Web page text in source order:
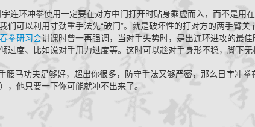
环冲拳使用一定要在对方中门打开时贴身乘虚而入，而不是用
可以利用寸劲重手法先“破门”。就是破坏性的打对方的两手臂关
拳研习会讲课时曾一再强调，当对手失势时，是出连环进攻的最
过度、比如说对手用力过度等。这时可以趁对手身形不稳，脚下
马功夫足够好，超出你很多，防守手法又够严密，那么日字冲拳
他只要一下你可能就冲不出来了。